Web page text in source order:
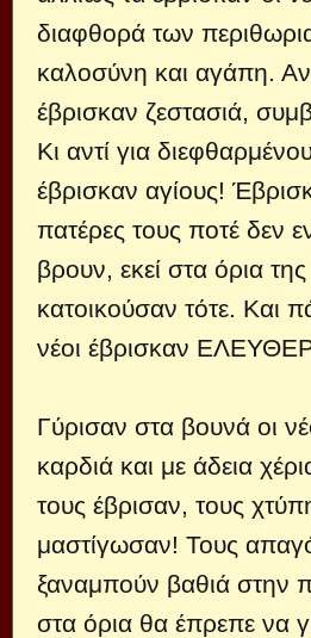
διαφθορά των
καλοσύνη και αγάπη.
έβρισκαν ζεστασιά,
Κι αντί για
έβρισκαν αγίους!
πατέρες τους ποτέ δεν
βρουν, εκεί στα όρια
κατοικούσαν τότε. Και
νέοι έβρισκαν
Γύρισαν στα βουνά οι
καρδιά και με άδεια
τους έβρισαν, τους
μαστίγωσαν! Τους
ξαναμπούν βαθιά στην
στα όρια θα έπρεπε να